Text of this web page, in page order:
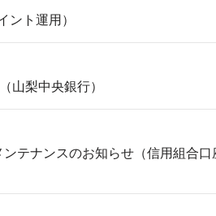
ント運用）
山梨中央銀行）
テナンスのお知らせ（信用組合口